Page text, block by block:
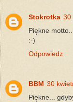
Stokrotka 30
Piękne motto...
:-)
Odpowiedz
BBM 30
Piękne...